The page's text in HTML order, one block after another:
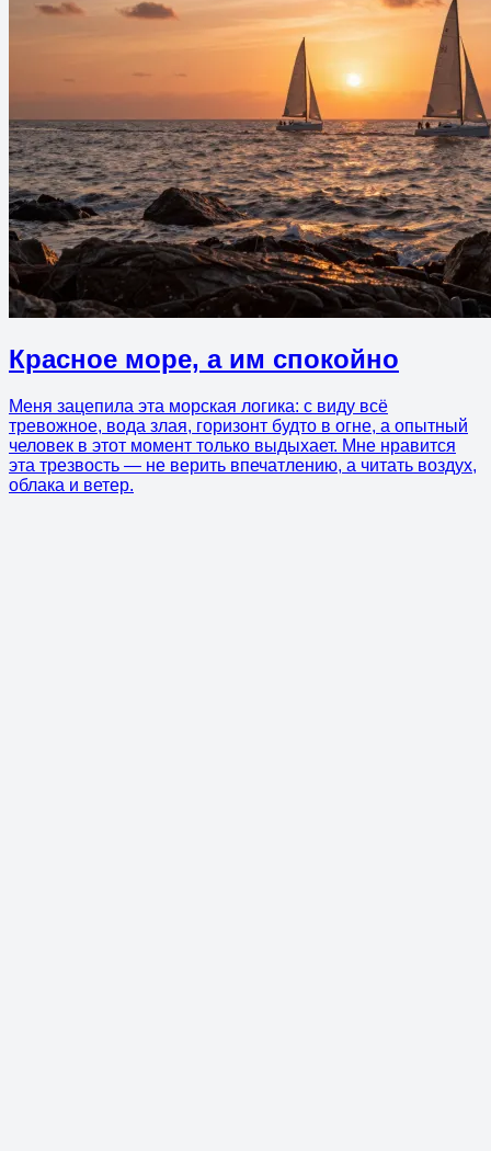
Красное море, а им спокойно
Меня зацепила эта морская логика: с виду всё
тревожное, вода злая, горизонт будто в огне, а опытный
человек в этот момент только выдыхает. Мне нравится
эта трезвость — не верить впечатлению, а читать воздух,
облака и ветер.